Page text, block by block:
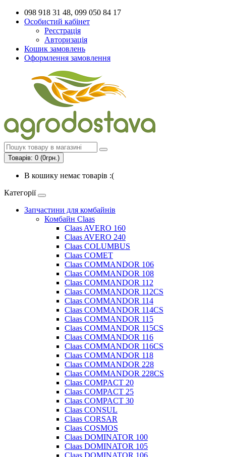
098 918 31 48, 099 050 84 17
Особистий кабінет
Реєстрація
Авторизація
Кошик замовлень
Оформлення замовлення
Товарів: 0 (0грн.)
В кошику немає товарів :(
Категорії
Запчастини для комбайнів
Комбайн Claas
Claas AVERO 160
Claas AVERO 240
Claas COLUMBUS
Claas COMET
Claas COMMANDOR 106
Claas COMMANDOR 108
Claas COMMANDOR 112
Claas COMMANDOR 112CS
Claas COMMANDOR 114
Claas COMMANDOR 114CS
Claas COMMANDOR 115
Claas COMMANDOR 115CS
Claas COMMANDOR 116
Claas COMMANDOR 116CS
Claas COMMANDOR 118
Claas COMMANDOR 228
Claas COMMANDOR 228CS
Claas COMPACT 20
Claas COMPACT 25
Claas COMPACT 30
Claas CONSUL
Claas CORSAR
Claas COSMOS
Claas DOMINATOR 100
Claas DOMINATOR 105
Claas DOMINATOR 106